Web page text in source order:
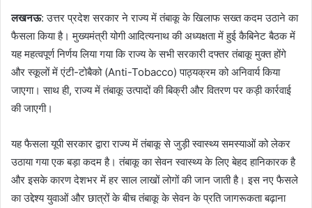
लखनऊ: उत्तर प्रदेश सरकार ने राज्य में तंबाकू के खिलाफ सख्त कदम उठाने का
फैसला किया है। मुख्यमंत्री योगी आदित्यनाथ की अध्यक्षता में हुई कैबिनेट बैठक में
यह महत्वपूर्ण निर्णय लिया गया कि राज्य के सभी सरकारी दफ्तर तंबाकू मुक्त होंगे
और स्कूलों में एंटी-टोबैको (Anti-Tobacco) पाठ्यक्रम को अनिवार्य किया
जाएगा। साथ ही, राज्य में तंबाकू उत्पादों की बिक्री और वितरण पर कड़ी कार्रवाई
की जाएगी।
यह फैसला यूपी सरकार द्वारा राज्य में तंबाकू से जुड़ी स्वास्थ्य समस्याओं को लेकर
उठाया गया एक बड़ा कदम है। तंबाकू का सेवन स्वास्थ्य के लिए बेहद हानिकारक है
और इसके कारण देशभर में हर साल लाखों लोगों की जान जाती है। इस नए फैसले
का उद्देश्य युवाओं और छात्रों के बीच तंबाकू के सेवन के प्रति जागरूकता बढ़ाना